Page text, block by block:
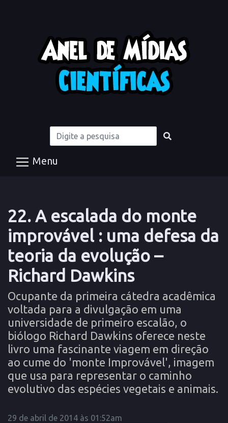
Menu
22. A escalada do monte
improvável : uma defesa da
teoria da evolução –
Richard Dawkins
Ocupante da primeira cátedra acadêmica
voltada para a divulgação em uma
universidade de primeiro escalão, o
biólogo Richard Dawkins oferece neste
livro uma fascinante viagem em direção
ao cume do 'monte Improvável', imagem
que usa para representar o caminho
evolutivo das espécies vegetais e animais.
29 de abril de 2014 às 01:52am